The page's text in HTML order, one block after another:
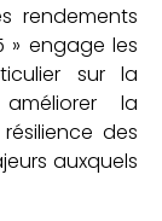
rendements
» engage les
sur la
la
des
auxquels